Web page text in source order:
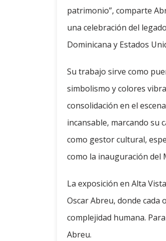
patrimonio”, comparte
una celebración del
Dominicana y Estados
Su trabajo sirve como
simbolismo y colores
consolidación en el
incansable, marcando su
como gestor cultural,
como la inauguración del
La exposición en Alta
Oscar Abreu, donde cada
complejidad humana.
Abreu.